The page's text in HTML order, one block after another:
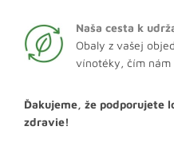
Naša cesta k
Obaly z vašej
vínotéky, čím nám
Ďakujeme, že podporujete
zdravie!